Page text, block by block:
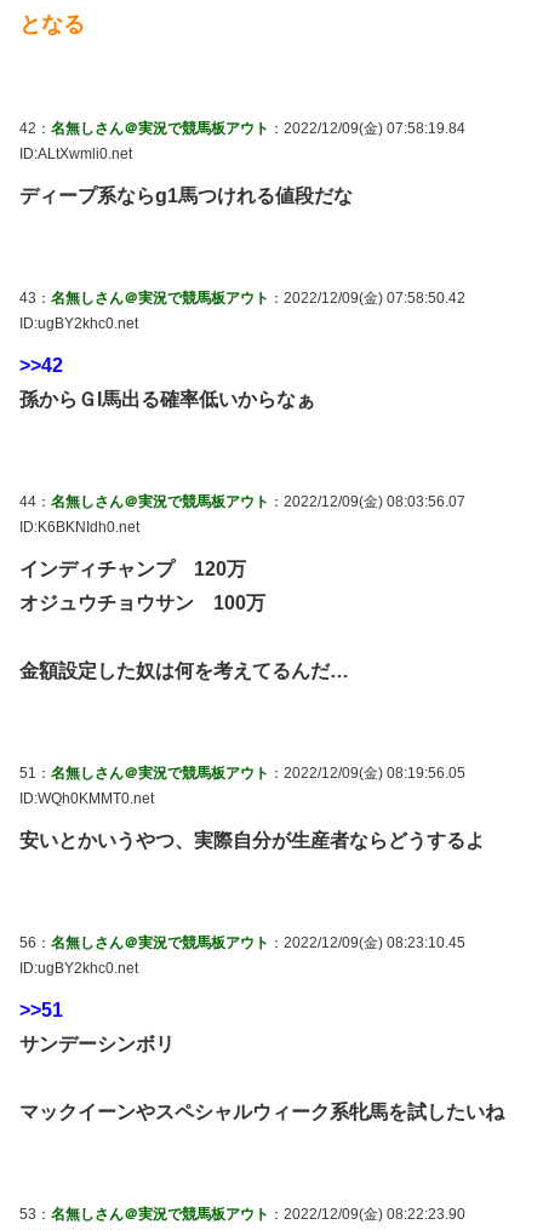
となる
42： 名無しさん＠実況で競馬板アウト ：2022/12/09(金) 07:58:19.84
ID:ALtXwmli0.net
ディープ系ならg1馬つけれる値段だな
43： 名無しさん＠実況で競馬板アウト ：2022/12/09(金) 07:58:50.42
ID:ugBY2khc0.net
>>42
孫からＧI馬出る確率低いからなぁ
44： 名無しさん＠実況で競馬板アウト ：2022/12/09(金) 08:03:56.07
ID:K6BKNIdh0.net
インディチャンプ 120万
オジュウチョウサン 100万
金額設定した奴は何を考えてるんだ…
51： 名無しさん＠実況で競馬板アウト ：2022/12/09(金) 08:19:56.05
ID:WQh0KMMT0.net
安いとかいうやつ、実際自分が生産者ならどうするよ
56： 名無しさん＠実況で競馬板アウト ：2022/12/09(金) 08:23:10.45
ID:ugBY2khc0.net
>>51
サンデーシンボリ
マックイーンやスペシャルウィーク系牝馬を試したいね
53： 名無しさん＠実況で競馬板アウト ：2022/12/09(金) 08:22:23.90